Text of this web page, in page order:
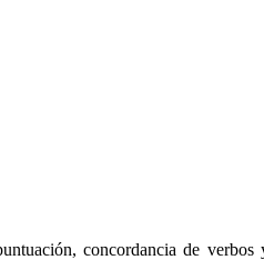
concordancia de